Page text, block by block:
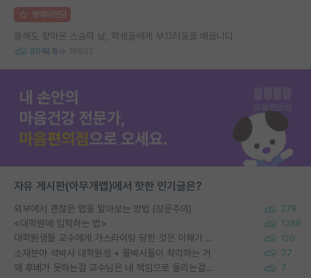
명예의전당
올해도 찾아온 스승의 날, 학생들에게 부끄러움을 배웁니다
89 8 16502
자유 게시판(아무개랩)에서 핫한 인기글은?
외부에서 괜찮은 랩을 알아보는 방법 (장문주의) 278
<대학원에 입학하는 법> 1388
대학원생들 교수에게 가스라이팅 당한 것은 이해가 갑니다. 안타깝네요. 120
소재분야 석박사 대학원생 + 물박사들이 착각하는 거 77
왜 후배가 못하는걸 교수님은 내 책임으로 돌리는걸까요? 7